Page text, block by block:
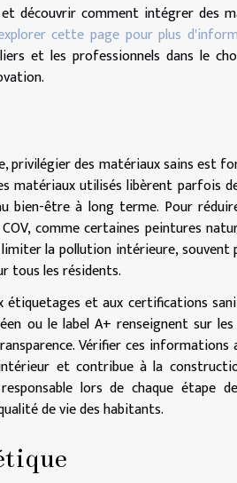
découvrir comment intégrer des
cette page pour plus
et les professionnels dans le
privilégier des matériaux sains est
matériaux utilisés libèrent parfois
bien-être à long terme. Pour
comme certaines peintures
la pollution intérieure, souvent
tous les résidents.
et aux certifications
ou le label A+ renseignent sur
Vérifier ces informations
et contribue à la
lors de chaque étape
de vie des habitants.